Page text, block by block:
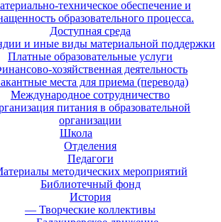
техническое обеспечение и
образовательного процесса.
Доступная среда
и иные виды материальной поддержки
Платные образовательные услуги
хозяйственная деятельность
места для приема (перевода)
Международное сотрудничество
питания в образовательной
организации
Школа
Отделения
Педагоги
методических мероприятий
Библиотечный фонд
История
— Творческие коллективы